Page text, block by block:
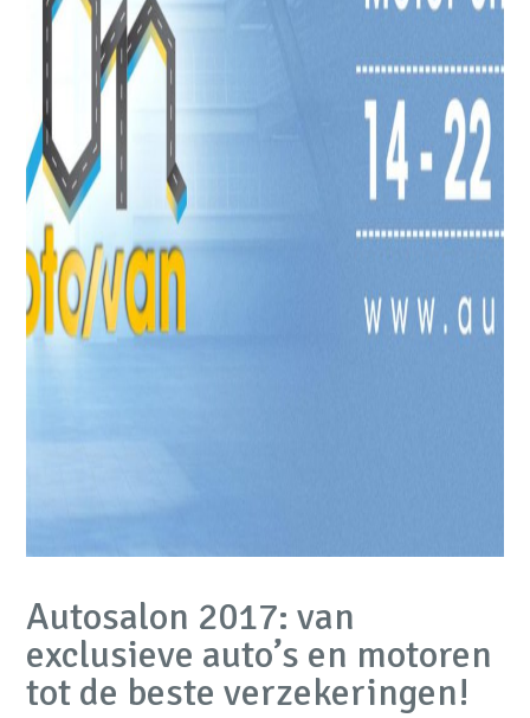
Autosalon 2017: van
exclusieve auto’s en motoren
tot de beste verzekeringen!